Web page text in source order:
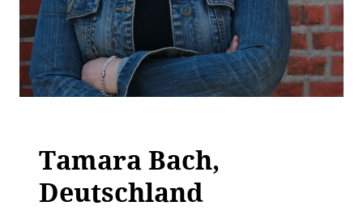
Tamara Bach,
Deutschland